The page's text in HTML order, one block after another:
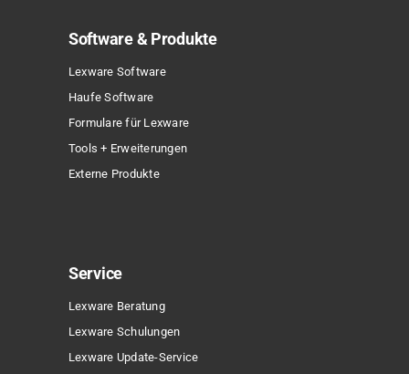
Software & Produkte
Lexware Software
Haufe Software
Formulare für Lexware
Tools + Erweiterungen
Externe Produkte
Service
Lexware Beratung
Lexware Schulungen
Lexware Update-Service